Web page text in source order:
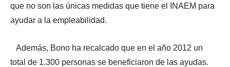
que no son las únicas medidas que tiene el INAEM para
ayudar a la empleabilidad.
Además, Bono ha recalcado que en el año 2012 un
total de 1.300 personas se beneficiaron de las ayudas.